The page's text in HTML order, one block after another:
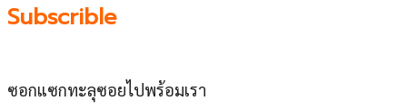
Subscrible
ซอกแซกทะลุซอยไปพร้อมเรา